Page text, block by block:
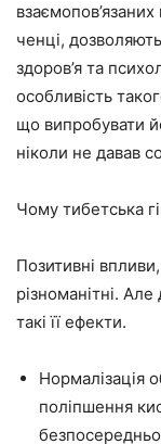
ченці,
здоров’я та
особливість
що випробувати
ніколи не давав
Чому тибетська
Позитивні
різноманітні.
такі її ефекти.
Нормалізація
поліпшення